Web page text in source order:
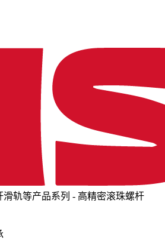
轨等产品系列 - 高精密滚珠螺杆